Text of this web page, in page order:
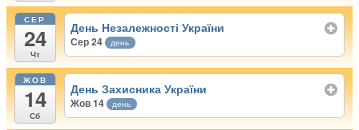
СЕР
24
Чт
День Незалежності України
Сер 24 день
ЖОВ
14
Сб
День Захисника України
Жов 14 день